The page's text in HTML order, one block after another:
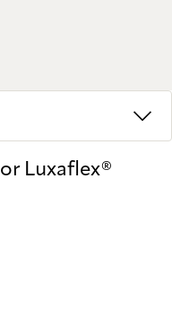
Luxaflex®